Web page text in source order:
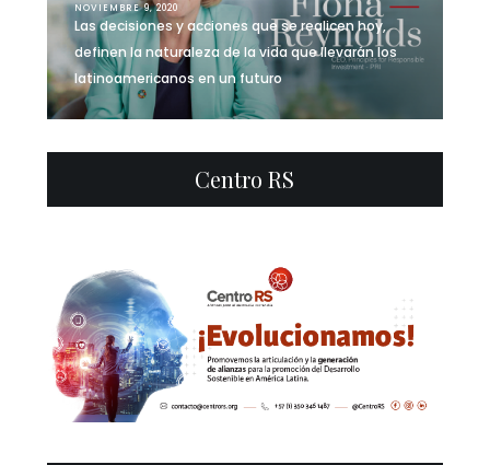
NOVIEMBRE 9, 2020
Las decisiones y acciones que se realicen hoy,
definen la naturaleza de la vida que llevarán los
latinoamericanos en un futuro
Centro RS